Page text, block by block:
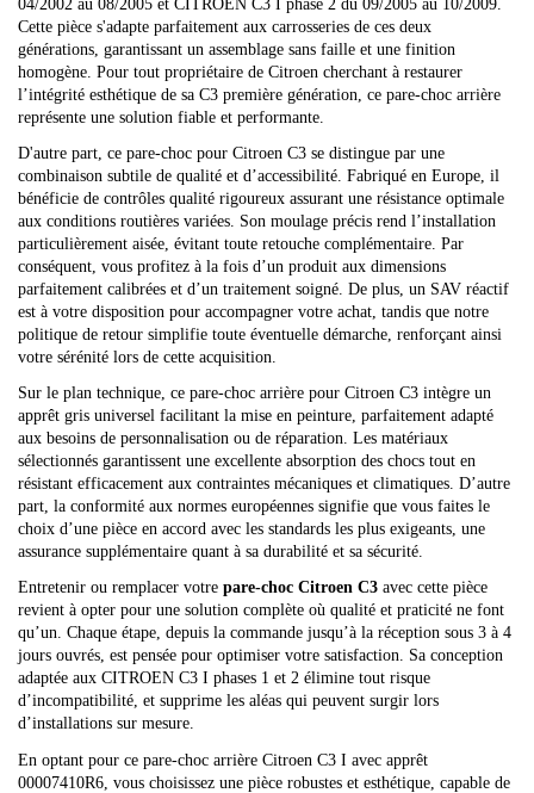
04/2002 au 08/2005 et CITROEN C3 I phase 2 du 09/2005 au 10/2009.
Cette pièce s'adapte parfaitement aux carrosseries de ces deux
générations, garantissant un assemblage sans faille et une finition
homogène. Pour tout propriétaire de Citroen cherchant à restaurer
l’intégrité esthétique de sa C3 première génération, ce pare-choc arrière
représente une solution fiable et performante.
D'autre part, ce pare-choc pour Citroen C3 se distingue par une
combinaison subtile de qualité et d’accessibilité. Fabriqué en Europe, il
bénéficie de contrôles qualité rigoureux assurant une résistance optimale
aux conditions routières variées. Son moulage précis rend l’installation
particulièrement aisée, évitant toute retouche complémentaire. Par
conséquent, vous profitez à la fois d’un produit aux dimensions
parfaitement calibrées et d’un traitement soigné. De plus, un SAV réactif
est à votre disposition pour accompagner votre achat, tandis que notre
politique de retour simplifie toute éventuelle démarche, renforçant ainsi
votre sérénité lors de cette acquisition.
Sur le plan technique, ce pare-choc arrière pour Citroen C3 intègre un
apprêt gris universel facilitant la mise en peinture, parfaitement adapté
aux besoins de personnalisation ou de réparation. Les matériaux
sélectionnés garantissent une excellente absorption des chocs tout en
résistant efficacement aux contraintes mécaniques et climatiques. D’autre
part, la conformité aux normes européennes signifie que vous faites le
choix d’une pièce en accord avec les standards les plus exigeants, une
assurance supplémentaire quant à sa durabilité et sa sécurité.
Entretenir ou remplacer votre pare-choc Citroen C3 avec cette pièce
revient à opter pour une solution complète où qualité et praticité ne font
qu’un. Chaque étape, depuis la commande jusqu’à la réception sous 3 à 4
jours ouvrés, est pensée pour optimiser votre satisfaction. Sa conception
adaptée aux CITROEN C3 I phases 1 et 2 élimine tout risque
d’incompatibilité, et supprime les aléas qui peuvent surgir lors
d’installations sur mesure.
En optant pour ce pare-choc arrière Citroen C3 I avec apprêt
00007410R6, vous choisissez une pièce robustes et esthétique, capable de